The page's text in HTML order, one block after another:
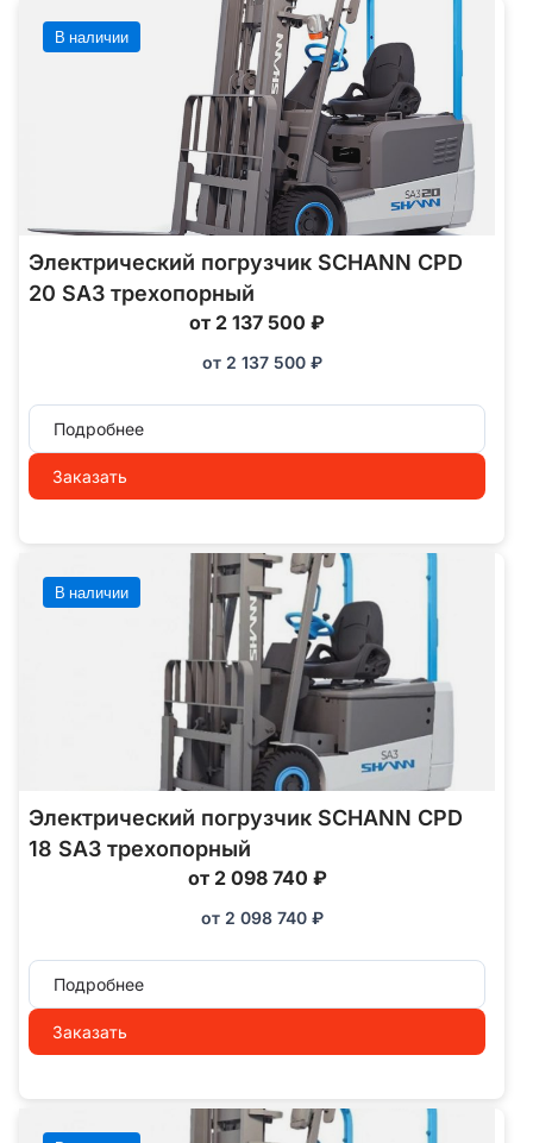
В наличии
Электрический погрузчик SCHANN CPD
20 SA3 трехопорный
от 2 137 500 ₽
от 2 137 500 ₽
Подробнее
Заказать
В наличии
Электрический погрузчик SCHANN CPD
18 SA3 трехопорный
от 2 098 740 ₽
от 2 098 740 ₽
Подробнее
Заказать